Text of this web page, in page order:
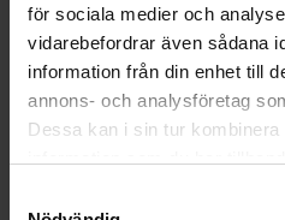
för sociala medier och
vidarebefordrar även sådana
information från din enhet till
annons- och analysföretag
Dessa kan i sin tur
ROADINGER
Roadinger Mikrofon case 7 mikrofoner
905 kr
GÅ TILL PRODUKT